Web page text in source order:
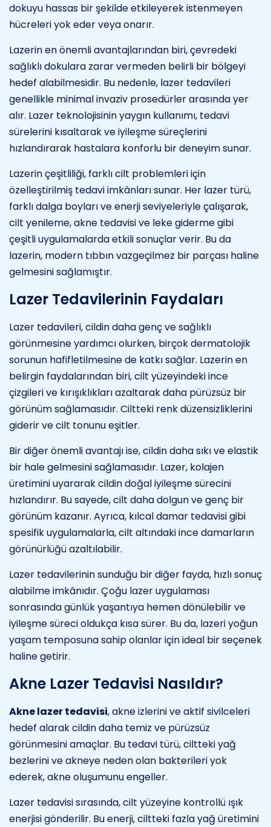
dokuyu hassas bir şekilde etkileyerek istenmeyen
hücreleri yok eder veya onarır.
Lazerin en önemli avantajlarından biri, çevredeki
sağlıklı dokulara zarar vermeden belirli bir bölgeyi
hedef alabilmesidir. Bu nedenle, lazer tedavileri
genellikle minimal invaziv prosedürler arasında yer
alır. Lazer teknolojisinin yaygın kullanımı, tedavi
sürelerini kısaltarak ve iyileşme süreçlerini
hızlandırarak hastalara konforlu bir deneyim sunar.
Lazerin çeşitliliği, farklı cilt problemleri için
özelleştirilmiş tedavi imkânları sunar. Her lazer türü,
farklı dalga boyları ve enerji seviyeleriyle çalışarak,
cilt yenileme, akne tedavisi ve leke giderme gibi
çeşitli uygulamalarda etkili sonuçlar verir. Bu da
lazerin, modern tıbbın vazgeçilmez bir parçası haline
gelmesini sağlamıştır.
Lazer Tedavilerinin Faydaları
Lazer tedavileri, cildin daha genç ve sağlıklı
görünmesine yardımcı olurken, birçok dermatolojik
sorunun hafifletilmesine de katkı sağlar. Lazerin en
belirgin faydalarından biri, cilt yüzeyindeki ince
çizgileri ve kırışıklıkları azaltarak daha pürüzsüz bir
görünüm sağlamasıdır. Ciltteki renk düzensizliklerini
giderir ve cilt tonunu eşitler.
Bir diğer önemli avantajı ise, cildin daha sıkı ve elastik
bir hale gelmesini sağlamasıdır. Lazer, kolajen
üretimini uyararak cildin doğal iyileşme sürecini
hızlandırır. Bu sayede, cilt daha dolgun ve genç bir
görünüm kazanır. Ayrıca, kılcal damar tedavisi gibi
spesifik uygulamalarla, cilt altındaki ince damarların
görünürlüğü azaltılabilir.
Lazer tedavilerinin sunduğu bir diğer fayda, hızlı sonuç
alabilme imkânıdır. Çoğu lazer uygulaması
sonrasında günlük yaşantıya hemen dönülebilir ve
iyileşme süreci oldukça kısa sürer. Bu da, lazeri yoğun
yaşam temposuna sahip olanlar için ideal bir seçenek
haline getirir.
Akne Lazer Tedavisi Nasıldır?
Akne lazer tedavisi, akne izlerini ve aktif sivilceleri
hedef alarak cildin daha temiz ve pürüzsüz
görünmesini amaçlar. Bu tedavi türü, ciltteki yağ
bezlerini ve akneye neden olan bakterileri yok
ederek, akne oluşumunu engeller.
Lazer tedavisi sırasında, cilt yüzeyine kontrollü ışık
enerjisi gönderilir. Bu enerji, ciltteki fazla yağ üretimini